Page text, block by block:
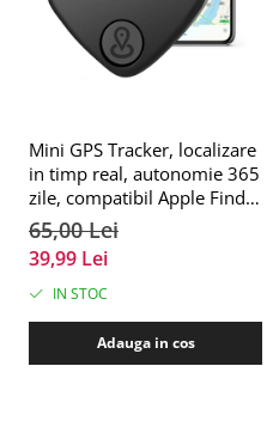
Mini GPS Tracker, localizare
in timp real, autonomie 365
zile, compatibil Apple Find
My, rezistent la apa, pentru
masini, copii, animale,
bagaje, negru, FIXATO
65,00 Lei
39,99 Lei
IN STOC
Adauga in cos